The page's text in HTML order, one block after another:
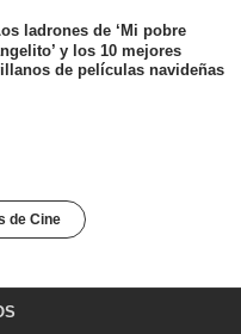
ladrones de ‘Mi pobre
y los 10 mejores
de películas navideñas
de Cine